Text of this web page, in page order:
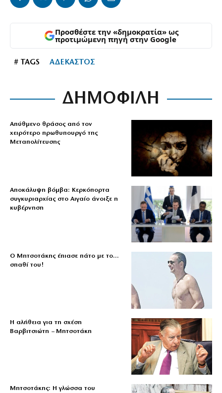
Προσθέστε την «δημοκρατία» ως
προτιμώμενη πηγή στην Google
# TAGS ΑΔΕΚΑΣΤΟΣ
ΔΗΜΟΦΙΛΗ
Απύθμενο θράσος από τον
χειρότερο πρωθυπουργό της
Μεταπολίτευσης
Αποκάλυψη βόμβα: Κερκόπορτα
συγκυριαρχίας στο Αιγαίο άνοιξε η
κυβέρνηση
Ο Μητσοτάκης έπιασε πάτο με το…
σπαθί του!
Η αλήθεια για τη σχέση
Βαρβιτσιώτη – Μητσοτάκη
Μητσοτάκης: Η γλώσσα του